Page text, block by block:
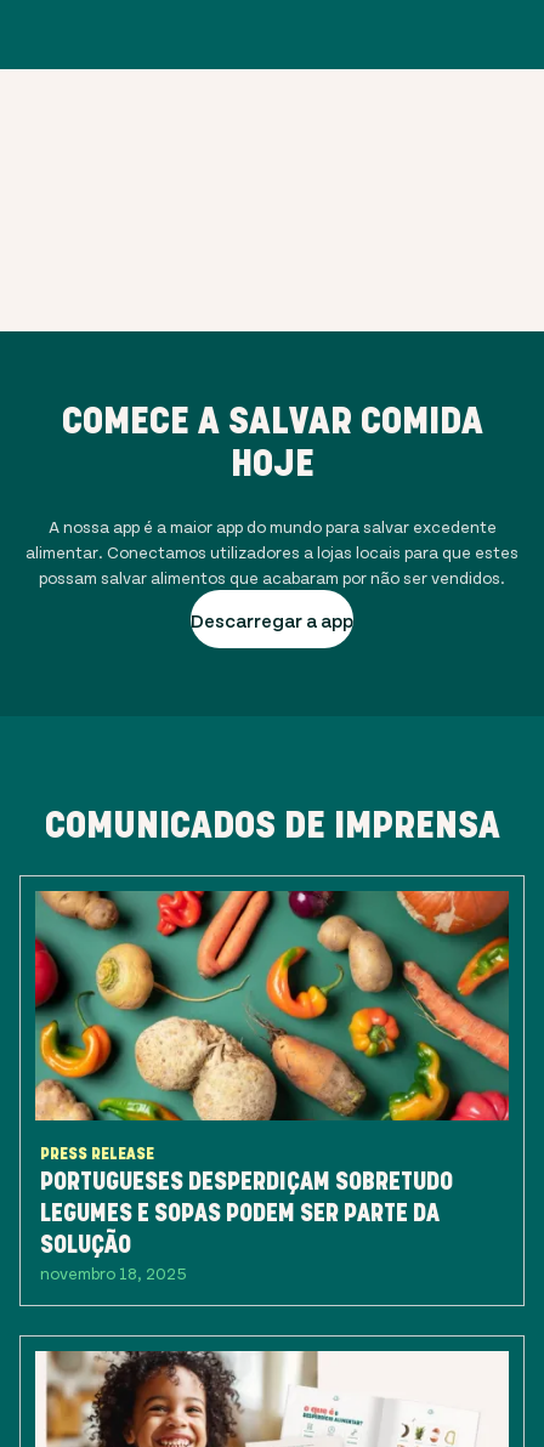
COMECE A SALVAR COMIDA
HOJE
A nossa app é a maior app do mundo para salvar excedente
alimentar. Conectamos utilizadores a lojas locais para que estes
possam salvar alimentos que acabaram por não ser vendidos.
Descarregar a app
COMUNICADOS DE IMPRENSA
PRESS RELEASE
PORTUGUESES DESPERDIÇAM SOBRETUDO
LEGUMES E SOPAS PODEM SER PARTE DA
SOLUÇÃO
novembro 18, 2025